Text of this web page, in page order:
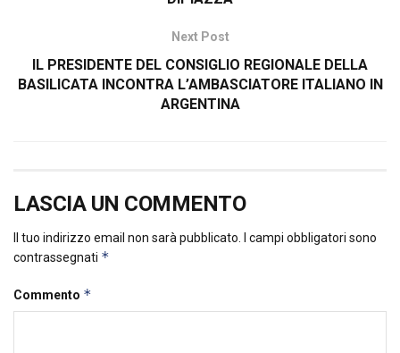
Next Post
IL PRESIDENTE DEL CONSIGLIO REGIONALE DELLA
BASILICATA INCONTRA L’AMBASCIATORE ITALIANO IN
ARGENTINA
LASCIA UN COMMENTO
Il tuo indirizzo email non sarà pubblicato.
I campi obbligatori sono
contrassegnati *
Commento *